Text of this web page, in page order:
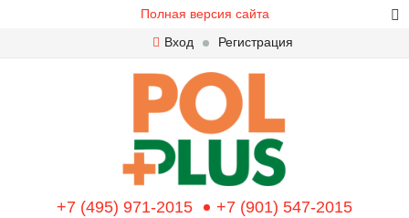
Полная версия сайта
Вход
Регистрация
+7 (495) 971-2015 +7 (901) 547-2015